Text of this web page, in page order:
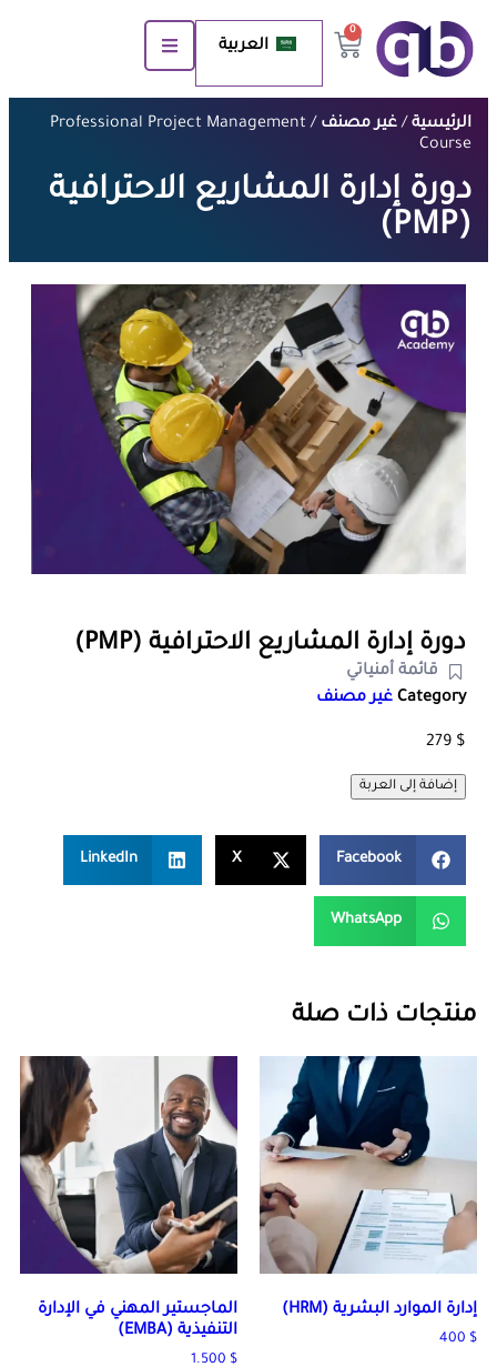
0
العربية
الرئيسية /غير مصنف
/ Professional Project Management
Course
دورة إدارة المشاريع الاحترافية
(PMP)
دورة إدارة المشاريع الاحترافية (PMP)
قائمة أمنياتي
Category غير مصنف
279 $
إضافة إلى العربة
Facebook
X
LinkedIn
WhatsApp
منتجات ذات صلة
إدارة الموارد البشرية (HRM)
400 $
الماجستير المهني في الإدارة
التنفيذية (EMBA)
1.500 $